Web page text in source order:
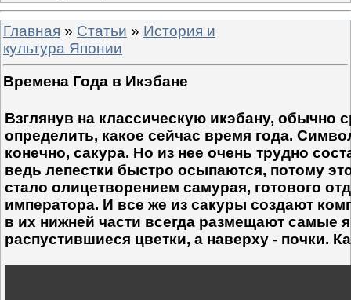
Главная » Статьи » История и
культура Японии
Времена Года в Икэбане
Взглянув на классическую икэбану, обычно
определить, какое сейчас время года.
конечно, сакура. Но из нее очень трудно
ведь лепестки быстро осыпаются, потому
стало олицетворением самурая, готового
императора. И все же из сакуры создают
в их нижней части всегда размещают самые
распустившиеся цветки, а наверху - почки.